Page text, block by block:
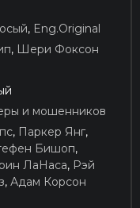
, Eng.Original
, Шери Фоксон
и мошенников
, Паркер Янг,
Бишоп,
ЛаНаса, Рэй
, Адам Корсон